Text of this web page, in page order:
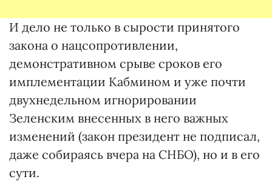
И дело не только в сырости принятого
закона о нацсопротивлении,
демонстративном срыве сроков его
имплементации Кабмином и уже почти
двухнедельном игнорировании
Зеленским внесенных в него важных
изменений (закон президент не подписал,
даже собираясь вчера на СНБО), но и в его
сути.